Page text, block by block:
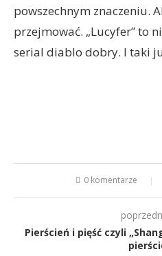
powszechnym znaczeniu.
przejmować. „Lucyfer” to
serial diablo dobry. I taki
0 komentarze
Pierścień i pięść czyli